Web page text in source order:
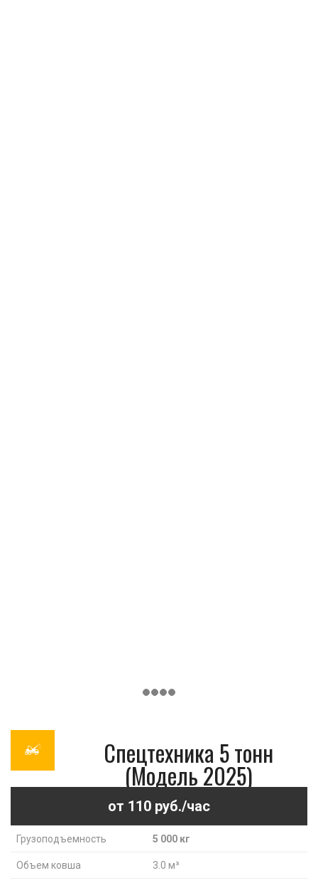
Спецтехника 5 тонн
(Модель 2025)
от 110 руб./час
Грузоподъемность 5 000 кг
Объем ковша 3.0 м³